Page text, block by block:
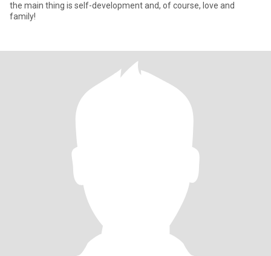
the main thing is self-development and, of course, love and
family!